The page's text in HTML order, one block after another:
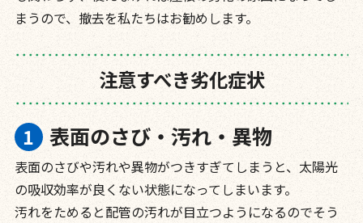
まうので、撤去を私たちはお勧めします。
注意すべき劣化症状
表面のさび・汚れ・異物
表面のさびや汚れや異物がつきすぎてしまうと、太陽光
の吸収効率が良くない状態になってしまいます。
汚れをためると配管の汚れが目立つようになるのでそう